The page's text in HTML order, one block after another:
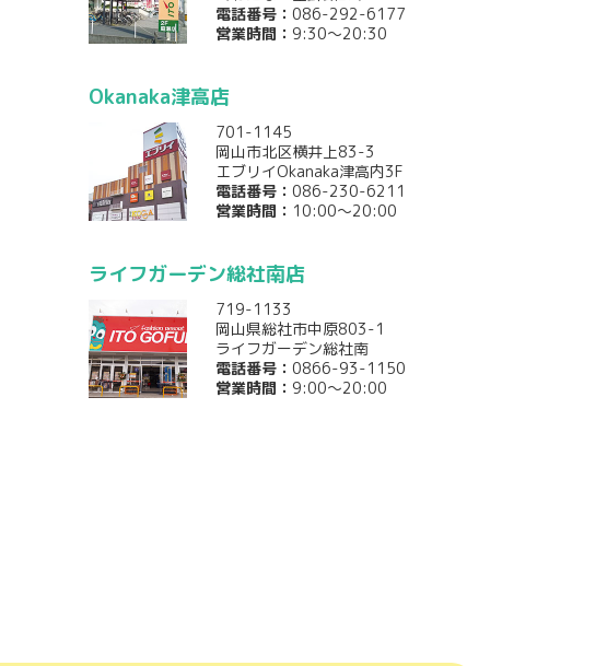
電話番号： 086-292-6177
営業時間： 9:30～20:30
Okanaka津高店
701-1145
岡山市北区横井上83-3
エブリイOkanaka津高内3F
電話番号： 086-230-6211
営業時間： 10:00～20:00
ライフガーデン総社南店
719-1133
岡山県総社市中原803-1
ライフガーデン総社南
電話番号： 0866-93-1150
営業時間： 9:00～20:00